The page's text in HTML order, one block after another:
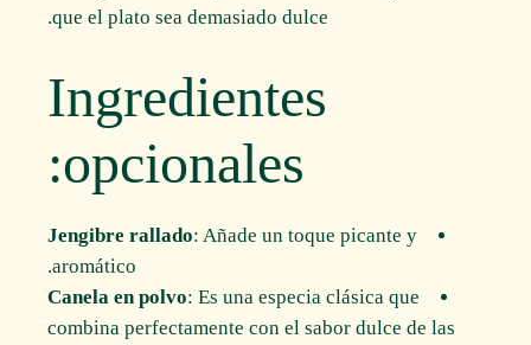
que el plato sea demasiado dulce.
Ingredientes
opcionales:
Jengibre rallado: Añade un toque picante y
aromático.
Canela en polvo: Es una especia clásica que
combina perfectamente con el sabor dulce de las